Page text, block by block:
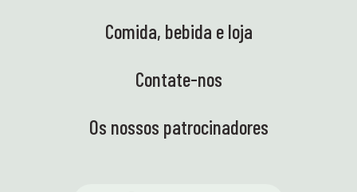
Comida, bebida e loja
Contate-nos
Os nossos patrocinadores